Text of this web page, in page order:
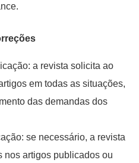
a revista solicita ao
em todas as situações,
das demandas dos
se necessário, a revista
nos artigos publicados ou